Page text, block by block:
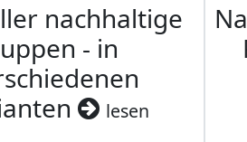
nachhaltige
- in
lesen